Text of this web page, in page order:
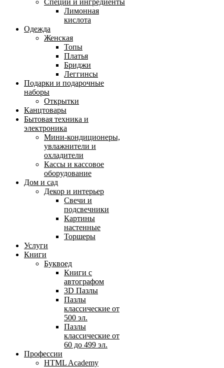
Специи и ингредиенты
Лимонная
кислота
Одежда
Женская
Топы
Платья
Бриджи
Леггинсы
Подарки и подарочные
наборы
Открытки
Канцтовары
Бытовая техника и
электроника
Мини-кондиционеры,
увлажнители и
охладители
Кассы и кассовое
оборудование
Дом и сад
Декор и интерьер
Свечи и
подсвечники
Картины
настенные
Торшеры
Услуги
Книги
Буквоед
Книги с
автографом
3D Пазлы
Пазлы
классические от
500 эл.
Пазлы
классические от
60 до 499 эл.
Профессии
HTML Academy